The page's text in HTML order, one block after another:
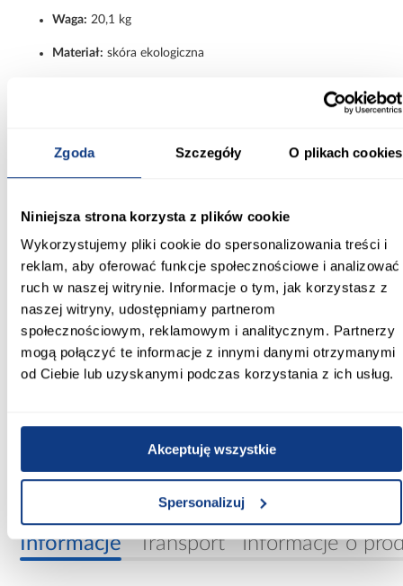
Zgoda Szczegóły O plikach cookies
Niniejsza strona korzysta z plików cookie
Wykorzystujemy pliki cookie do spersonalizowania treści i
reklam, aby oferować funkcje społecznościowe i analizować
ruch w naszej witrynie. Informacje o tym, jak korzystasz z
naszej witryny, udostępniamy partnerom
społecznościowym, reklamowym i analitycznym. Partnerzy
mogą połączyć te informacje z innymi danymi otrzymanymi
od Ciebie lub uzyskanymi podczas korzystania z ich usług.
Akceptuję wszystkie
Spersonalizuj
Waga: 20,1 kg
Materiał: skóra ekologiczna
Podłokietniki:
Maksymalne obciążenie: 120 kg
Wysokość całkowita:128–138 cm
Wysokość siedziska: 49–59 cm
Zagłówek: stały
Podnóżek:brak
fotel gamingowy
czerwono-czarny fotel gamingowy
łączy ergonomię, trwałość
i nowoczesny design. Dzięki regulacji oparcia, wygodnemu
siedzisku i stabilnej konstrukcji jest idealnym wyborem zarówno
Informacje Transport Informacje o